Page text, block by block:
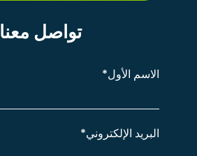
تواصل معنا
الاسم الأول*
البريد الإلكتروني*